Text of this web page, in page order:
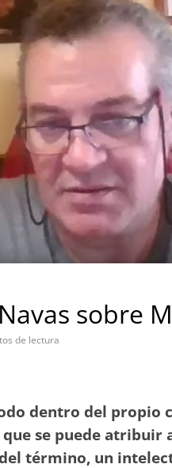
sobre
de lectura
dentro del propio
se puede atribuir
término, un